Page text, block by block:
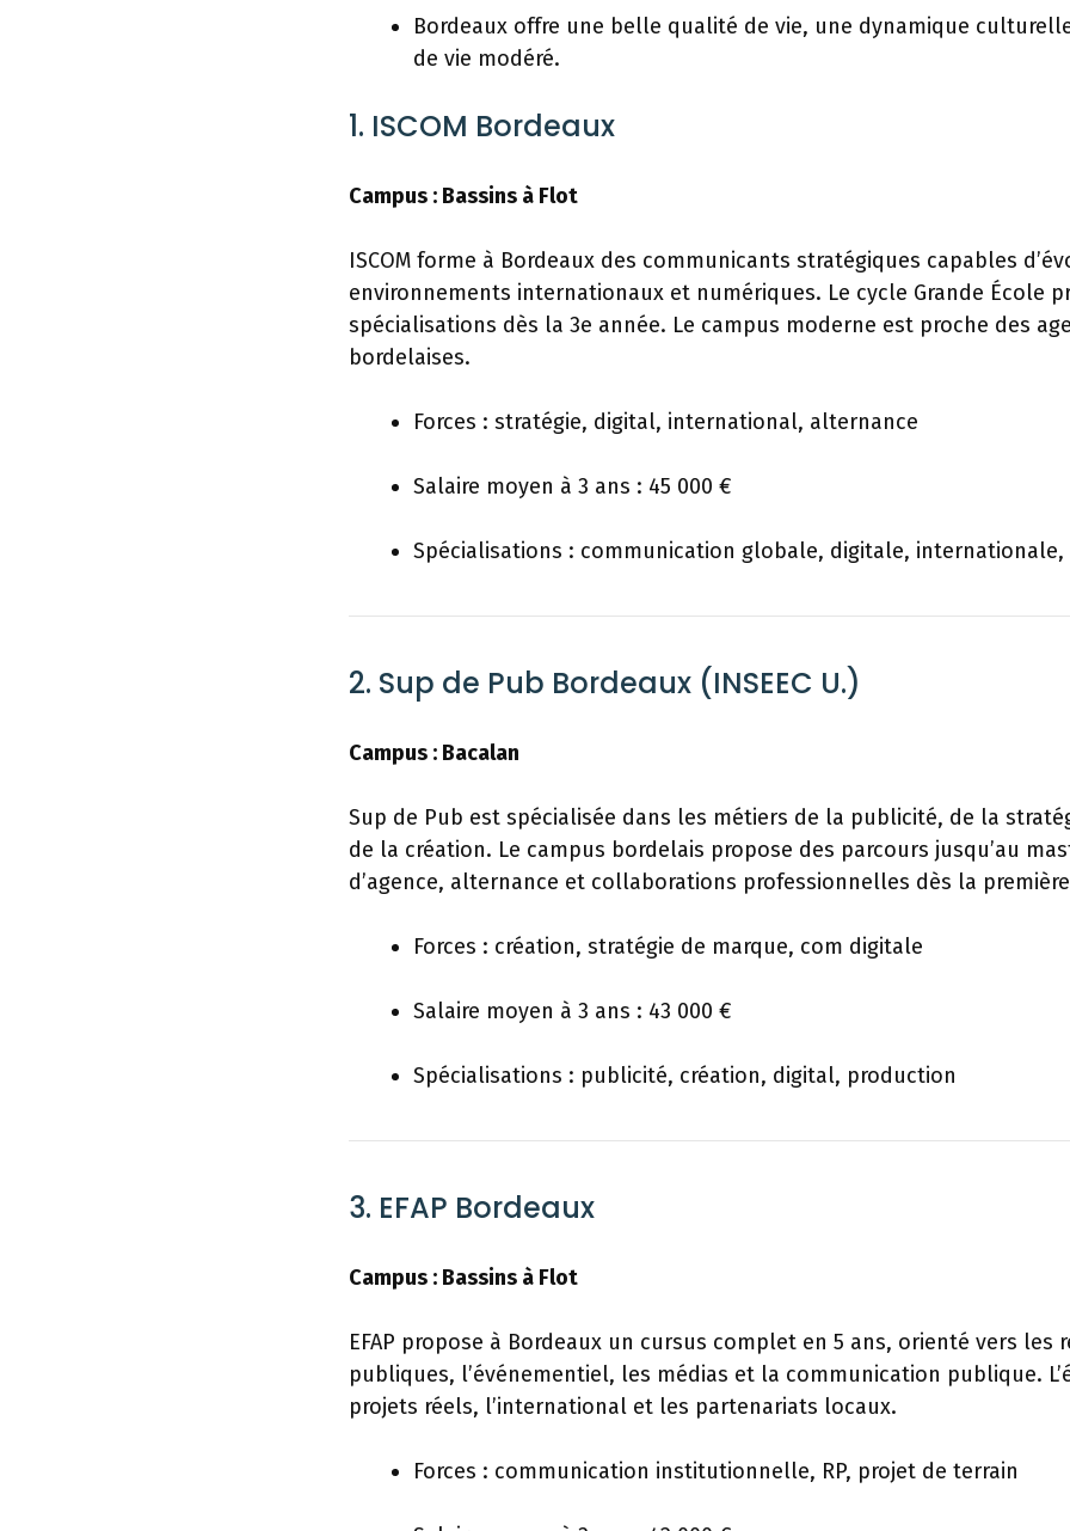
Bordeaux offre une belle qualité de vie, une dynamique
de vie modéré.
1. ISCOM Bordeaux
Campus : Bassins à Flot
ISCOM forme à Bordeaux des communicants stratégiques capables
environnements internationaux et numériques. Le cycle Grande École
spécialisations dès la 3e année. Le campus moderne est proche des
bordelaises.
Forces : stratégie, digital, international, alternance
Salaire moyen à 3 ans : 45 000 €
Spécialisations : communication globale, digitale,
2. Sup de Pub Bordeaux (INSEEC U.)
Campus : Bacalan
Sup de Pub est spécialisée dans les métiers de la publicité, de la
de la création. Le campus bordelais propose des parcours jusqu’au
d’agence, alternance et collaborations professionnelles dès la
Forces : création, stratégie de marque, com digitale
Salaire moyen à 3 ans : 43 000 €
Spécialisations : publicité, création, digital, production
3. EFAP Bordeaux
Campus : Bassins à Flot
EFAP propose à Bordeaux un cursus complet en 5 ans, orienté vers les
publiques, l’événementiel, les médias et la communication publique.
projets réels, l’international et les partenariats locaux.
Forces : communication institutionnelle, RP, projet de terrain